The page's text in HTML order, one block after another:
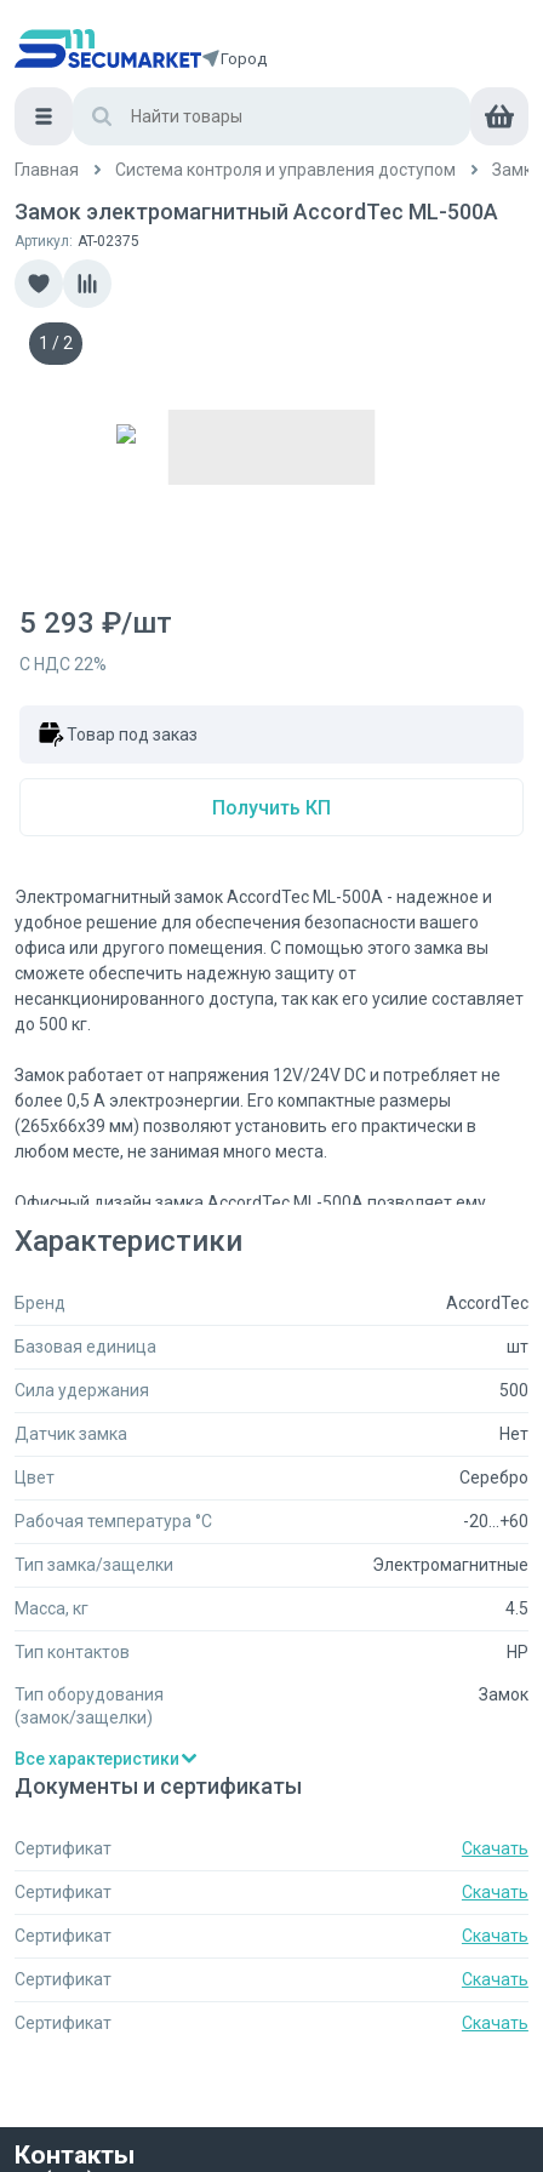
Город
Главная Система контроля и управления доступом
Замок электромагнитный AccordTec ML-500А
Артикул: AT-02375
1 / 2
5 293 ₽/шт
С НДС 22%
Товар под заказ
Получить КП
Электромагнитный замок AccordTec ML-500А - надежное и
удобное решение для обеспечения безопасности вашего
офиса или другого помещения. С помощью этого замка вы
сможете обеспечить надежную защиту от
несанкционированного доступа, так как его усилие составляет
до 500 кг.
Замок работает от напряжения 12V/24V DC и потребляет не
более 0,5 A электроэнергии. Его компактные размеры
(265х66х39 мм) позволяют установить его практически в
любом месте, не занимая много места.
Офисный дизайн замка AccordTec ML-500А позволяет ему
гармонично вписаться в интерьер вашего офиса, не нарушая
общий стиль помещения. В комплекте с замком идет планка,
электромагнитного замка AccordTec ML-500А и будьте
уверены в том, что ваша собственность надежно защищена.
Характеристики
Бренд AccordTec
Базовая единица шт
Сила удержания 500
Датчик замка Нет
Цвет Серебро
Рабочая температура °C -20...+60
Тип замка/защелки Электромагнитные
Масса, кг 4.5
Тип контактов НР
Тип оборудования
(замок/защелки)
Замок
Все характеристики
Документы и сертификаты
Сертификат Скачать
Сертификат Скачать
Сертификат Скачать
Сертификат Скачать
Сертификат Скачать
Контакты